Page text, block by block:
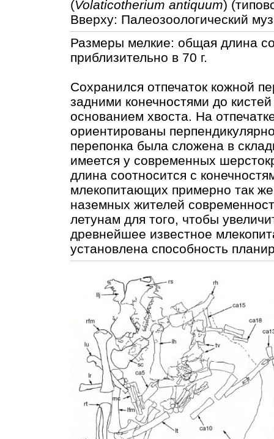
(Volaticotherium antiquum)
Вверху: Палеозоологический
Размеры мелкие: общая длина
приблизительно в 70 г.
Сохранился отпечаток кожной
задними конечностями до
основанием хвоста. На
ориентированы
перепонка была сложена в
имеется у современных
длина соотносится с
млекопитающих примерно так
наземных жителей
летунам для того, чтобы
древнейшее известное
установлена способность